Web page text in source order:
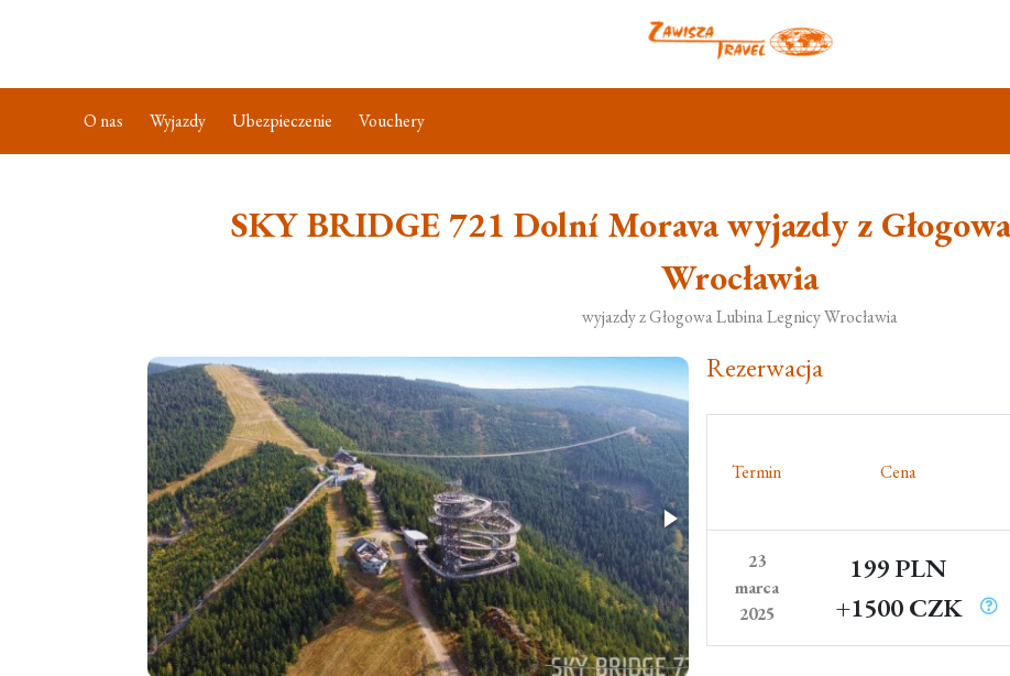
O nas Wyjazdy Ubezpieczenie Vouchery
SKY BRIDGE 721 Dolní Morava wyjazdy z
Wrocławia
wyjazdy z Głogowa Lubina Legnicy Wrocławia
Rezerwacja
Termin Cena
23
marca
2025
199 PLN
+1500 CZK